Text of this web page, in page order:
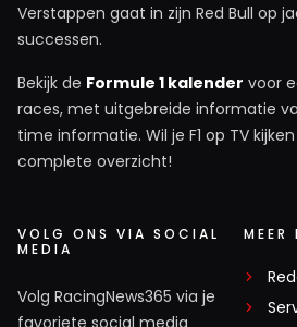
Verstappen gaat in zijn Red Bull op
successen.
Bekijk de Formule 1 kalender voor
races, met uitgebreide informatie
time informatie. Wil je F1 op TV
complete overzicht!
VOLG ONS VIA SOCIAL
MEDIA
Volg RacingNews365 via je
MEER